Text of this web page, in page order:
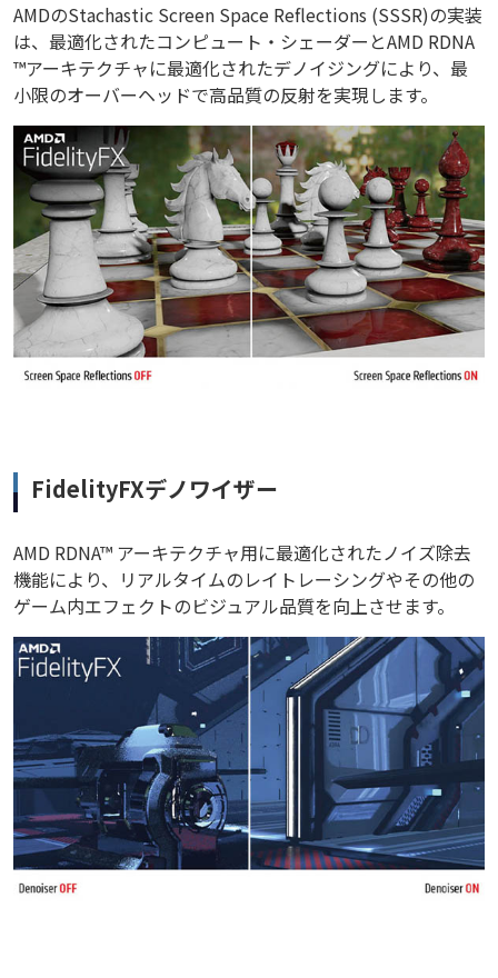
AMDのStachastic Screen Space Reflections (SSSR)の実装
は、最適化されたコンピュート・シェーダーとAMD RDNA
™アーキテクチャに最適化されたデノイジングにより、最
小限のオーバーヘッドで高品質の反射を実現します。
FidelityFXデノワイザー
AMD RDNA™ アーキテクチャ用に最適化されたノイズ除去
機能により、リアルタイムのレイトレーシングやその他の
ゲーム内エフェクトのビジュアル品質を向上させます。